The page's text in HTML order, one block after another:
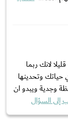
لانك ربما
حياتك وتحدينها
وجدية ويبدو ان
إلى السؤال